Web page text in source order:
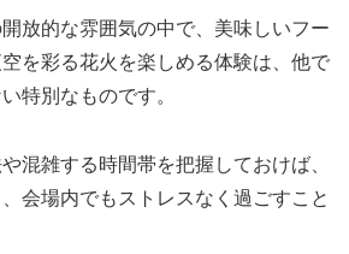
放的な雰囲気の中で、美味しいフー
を彩る花火を楽しめる体験は、他で
特別なものです。
混雑する時間帯を把握しておけば、
会場内でもストレスなく過ごすこと